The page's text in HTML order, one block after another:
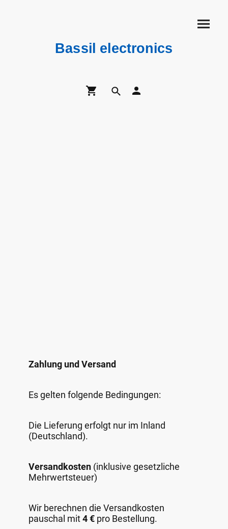
Bassil electronics
Zahlung und Versand
Es gelten folgende Bedingungen:
Die Lieferung erfolgt nur im Inland
(Deutschland).
Versandkosten (inklusive gesetzliche
Mehrwertsteuer)
Wir berechnen die Versandkosten
pauschal mit4 € pro Bestellung.